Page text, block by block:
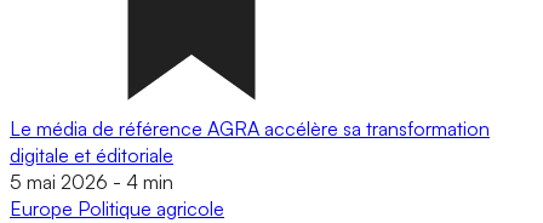
Le média de référence AGRA accélère sa transformation
digitale et éditoriale
5 mai 2026 - 4 min
Europe Politique agricole